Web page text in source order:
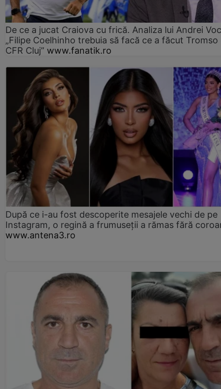
De ce a jucat Craiova cu frică. Analiza lui Andrei
„Filipe Coelhinho trebuia să facă ce a făcut Tromso
CFR Cluj” www.fanatik.ro
După ce i-au fost descoperite mesajele vechi de pe
Instagram, o regină a frumuseții a rămas fără
www.antena3.ro